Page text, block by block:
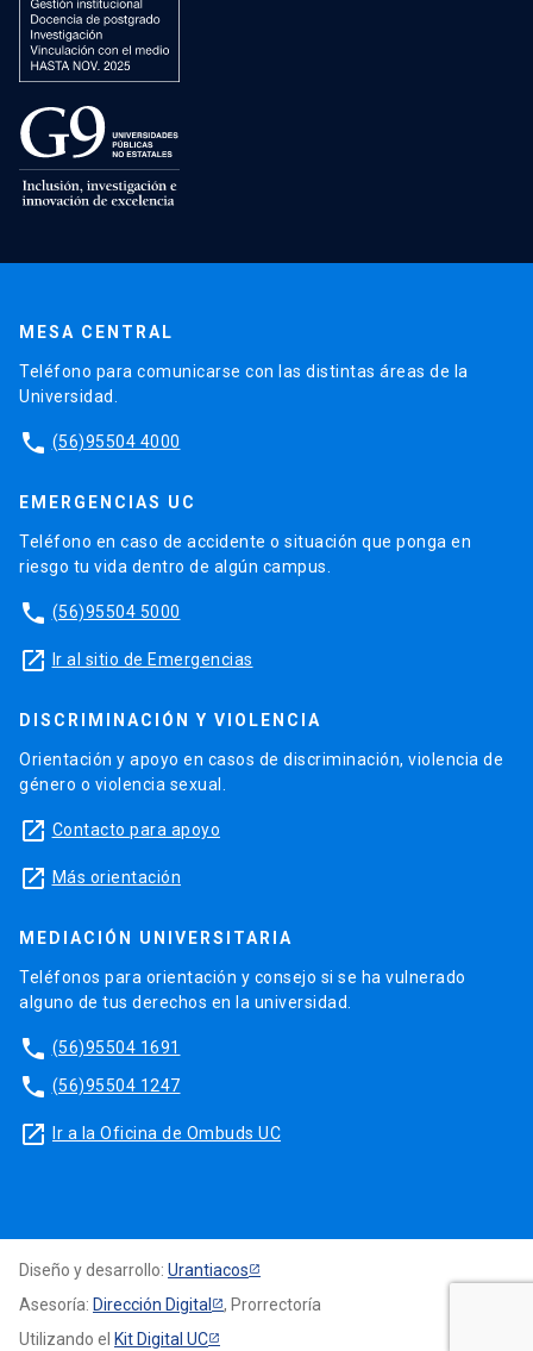
MESA CENTRAL
Teléfono para comunicarse con las distintas áreas de la
Universidad.
phone (56)95504 4000
EMERGENCIAS UC
Teléfono en caso de accidente o situación que ponga en
riesgo tu vida dentro de algún campus.
phone (56)95504 5000
launch Ir al sitio de Emergencias
DISCRIMINACIÓN Y VIOLENCIA
Orientación y apoyo en casos de discriminación, violencia de
género o violencia sexual.
launch Contacto para apoyo
launch Más orientación
MEDIACIÓN UNIVERSITARIA
Teléfonos para orientación y consejo si se ha vulnerado
alguno de tus derechos en la universidad.
phone (56)95504 1691
phone (56)95504 1247
launch Ir a la Oficina de Ombuds UC
Diseño y desarrollo: Urantiacos
Asesoría: Dirección Digital
, Prorrectoría
Utilizando el Kit Digital UC